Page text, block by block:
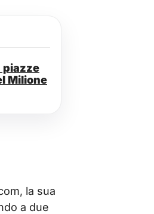
piazze
Milione
la sua
a due